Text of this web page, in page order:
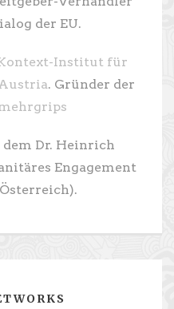
der EU.
Institut für
. Gründer der
Dr. Heinrich
Engagement